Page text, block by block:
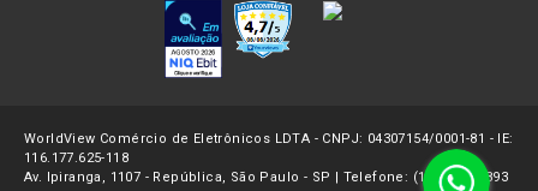
WorldView Comércio de Eletrônicos LDTA - CNPJ: 04307154/0001-81 - IE:
116.177.625-118
Av. Ipiranga, 1107 - República, São Paulo - SP | Telefone: (11) 3227-2893